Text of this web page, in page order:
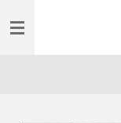
Hauptinhalt